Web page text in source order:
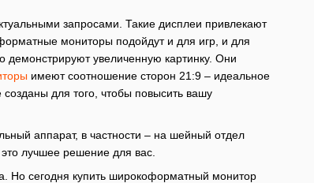
запросами. Такие дисплеи привлекают
мониторы подойдут и для игр, и для
демонстрируют увеличенную картинку. Они
имеют соотношение сторон 21:9 – идеальное
для того, чтобы повысить вашу
аппарат, в частности – на шейный отдел
лучшее решение для вас.
Но сегодня купить широкоформатный монитор